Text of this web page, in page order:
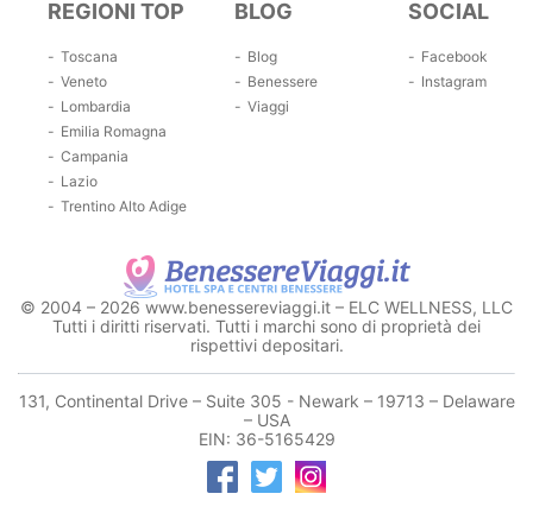
REGIONI TOP
Toscana
Veneto
Lombardia
Emilia Romagna
Campania
Lazio
Trentino Alto Adige
BLOG
Blog
Benessere
Viaggi
SOCIAL
Facebook
Instagram
© 2004 – 2026 www.benessereviaggi.it – ELC WELLNESS, LLC
Tutti i diritti riservati. Tutti i marchi sono di proprietà dei
rispettivi depositari.
131, Continental Drive – Suite 305 - Newark – 19713 – Delaware
– USA
EIN: 36-5165429